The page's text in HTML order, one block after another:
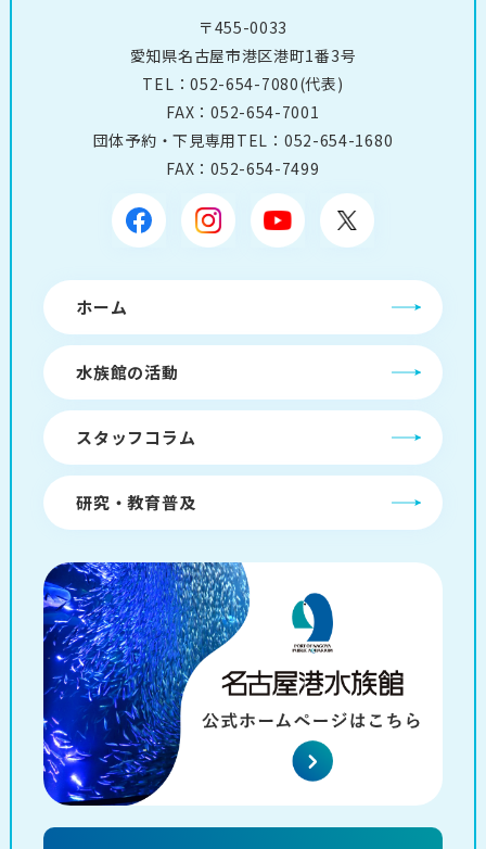
〒455-0033
愛知県名古屋市港区港町1番3号
TEL：052-654-7080(代表)
FAX：052-654-7001
団体予約・下見専用TEL： 052-654-1680
FAX：052-654-7499
ホーム
水族館の活動
スタッフコラム
研究・教育普及